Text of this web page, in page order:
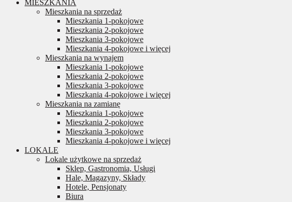
MIESZKANIA
Mieszkania na sprzedaż
Mieszkania 1-pokojowe
Mieszkania 2-pokojowe
Mieszkania 3-pokojowe
Mieszkania 4-pokojowe i więcej
Mieszkania na wynajem
Mieszkania 1-pokojowe
Mieszkania 2-pokojowe
Mieszkania 3-pokojowe
Mieszkania 4-pokojowe i więcej
Mieszkania na zamianę
Mieszkania 1-pokojowe
Mieszkania 2-pokojowe
Mieszkania 3-pokojowe
Mieszkania 4-pokojowe i więcej
LOKALE
Lokale użytkowe na sprzedaż
Sklep, Gastronomia, Usługi
Hale, Magazyny, Składy
Hotele, Pensjonaty
Biura